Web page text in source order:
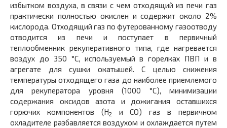
избытком воздуха, в связи с чем отходящий из печи газ
практически полностью окислен и содержит около 2%
кислорода. Отходящий газ по футерованному газоотводу
отводится из печи и поступает в первичный
теплообменник рекуперативного типа, где нагревается
воздух до 350 °С, используемый в горелках ПВП и в
агрегате для сушки окатышей. С целью снижения
температуры отходящего газа до наиболее приемлемого
для рекуператора уровня (1000 °С), минимизации
содержания оксидов азота и дожигания оставшихся
горючих компонентов (Н2
и СО) газ в первичном
охладителе разбавляется воздухом и охлаждается путем